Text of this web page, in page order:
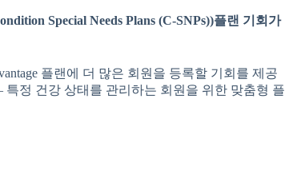
Special Needs Plans (C-SNPs))플랜 기회가
플랜에 더 많은 회원을 등록할 기회를 제공
특정 건강 상태를 관리하는 회원을 위한 맞춤형 플